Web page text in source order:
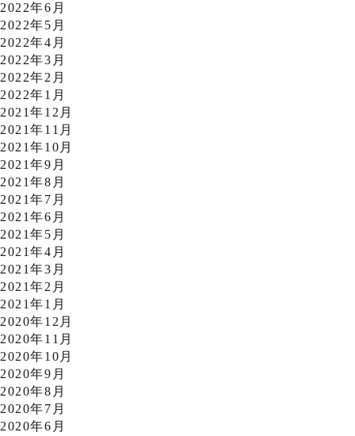
2022年6月
2022年5月
2022年4月
2022年3月
2022年2月
2022年1月
2021年12月
2021年11月
2021年10月
2021年9月
2021年8月
2021年7月
2021年6月
2021年5月
2021年4月
2021年3月
2021年2月
2021年1月
2020年12月
2020年11月
2020年10月
2020年9月
2020年8月
2020年7月
2020年6月